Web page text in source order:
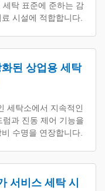
세탁 표준에 준하는 감
시설에 적합합니다.
된 상업용 세탁
세탁소에서 지속적인
과 진동 제어 기능을
수명을 연장합니다.
서비스 세탁 시